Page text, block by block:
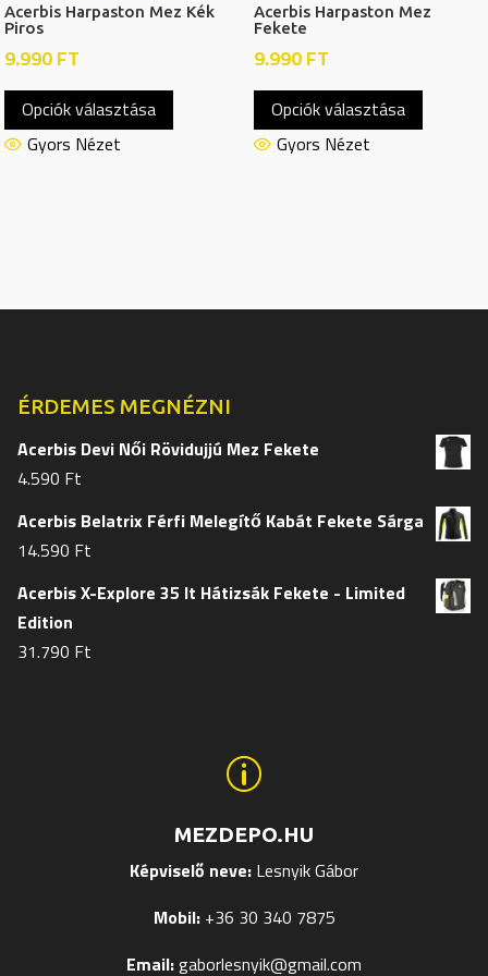
Acerbis Harpaston Mez Kék
Piros
9.990FT
Opciók választása
Ennek
a
ki
Gyors Nézet
Acerbis Harpaston Mez
Fekete
9.990FT
Opciók választása
Ennek
a
Gyors Nézet
ÉRDEMES MEGNÉZNI
Acerbis Devi Női Rövidujjú Mez Fekete
4.590 Ft
Acerbis Belatrix Férfi Melegítő Kabát Fekete Sárga
14.590 Ft
Acerbis X-Explore 35 lt Hátizsák Fekete - Limited
Edition
31.790 Ft
p
MEZDEPO.HU
Képviselő neve: Lesnyik Gábor
Mobil:+36 30 340 7875
Email:gaborlesnyik@gmail.com